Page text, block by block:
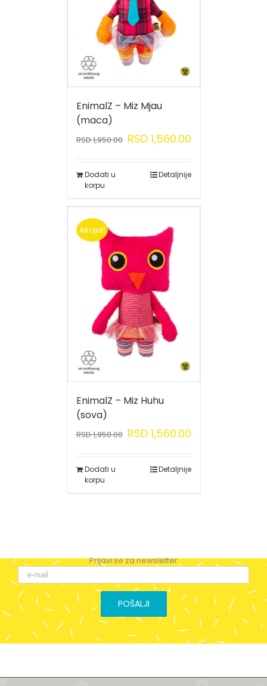
EnimalZ – Miz Mjau
(maca)
RSD1,950.00 RSD1,560.00
Dodati u
korpu
Detaljnije
Akcija!
EnimalZ – Miz Huhu
(sova)
RSD1,950.00 RSD1,560.00
Dodati u
korpu
Detaljnije
Prijavi se za newsletter